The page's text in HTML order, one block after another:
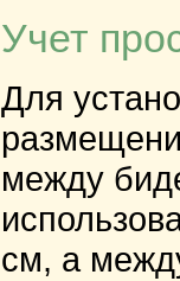
Учет
Для
между
см, а